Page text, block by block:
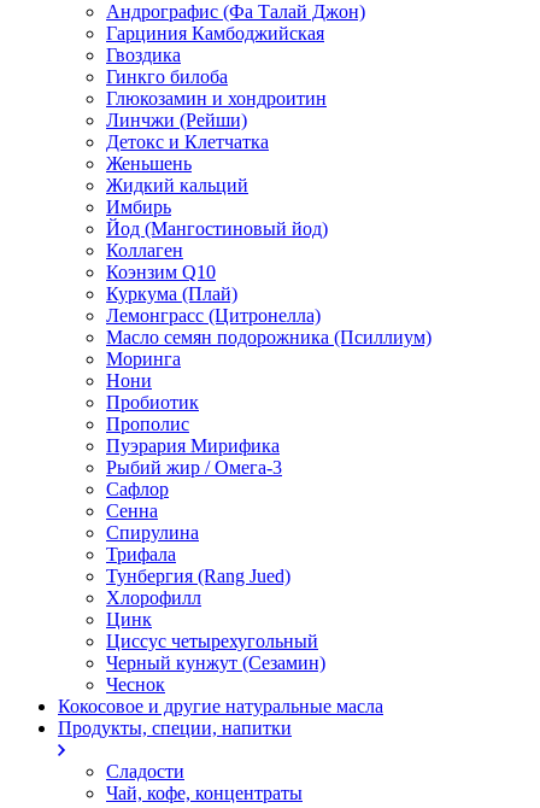
Андрографис (Фа Талай Джон)
Гарциния Камбоджийская
Гвоздика
Гинкго билоба
Глюкозамин и хондроитин
Линчжи (Рейши)
Детокс и Клетчатка
Женьшень
Жидкий кальций
Имбирь
Йод (Мангостиновый йод)
Коллаген
Коэнзим Q10
Куркума (Плай)
Лемонграсс (Цитронелла)
Масло семян подорожника (Псиллиум)
Моринга
Нони
Пробиотик
Прополис
Пуэрария Мирифика
Рыбий жир / Омега-3
Сафлор
Сенна
Спирулина
Трифала
Тунбергия (Rang Jued)
Хлорофилл
Цинк
Циссус четырехугольный
Черный кунжут (Сезамин)
Чеснок
Кокосовое и другие натуральные масла
Продукты, специи, напитки
Сладости
Чай, кофе, концентраты